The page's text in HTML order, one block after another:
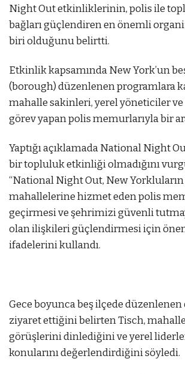
Night Out etkinliklerinin, polis ile
bağları güçlendiren en önemli
biri olduğunu belirtti.
Etkinlik kapsamında New York’un
(borough) düzenlenen programlara
mahalle sakinleri, yerel yöneticiler
görev yapan polis memurlarıyla bir
Yaptığı açıklamada National Night
bir topluluk etkinliği olmadığını
“National Night Out, New
mahallelerine hizmet eden polis
geçirmesi ve şehrimizi güvenli
olan ilişkileri güçlendirmesi için
ifadelerini kullandı.
Gece boyunca beş ilçede
ziyaret ettiğini belirten Tisch,
görüşlerini dinlediğini ve yerel
konularını değerlendirdiğini söyledi.